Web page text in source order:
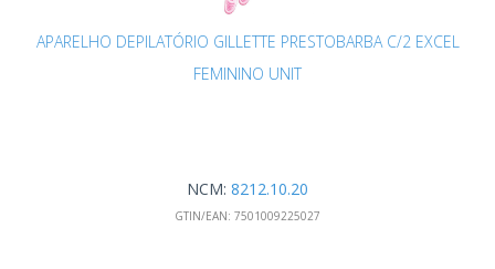
APARELHO DEPILATÓRIO GILLETTE PRESTOBARBA C/2 EXCEL
FEMININO UNIT
NCM: 8212.10.20
GTIN/EAN: 7501009225027